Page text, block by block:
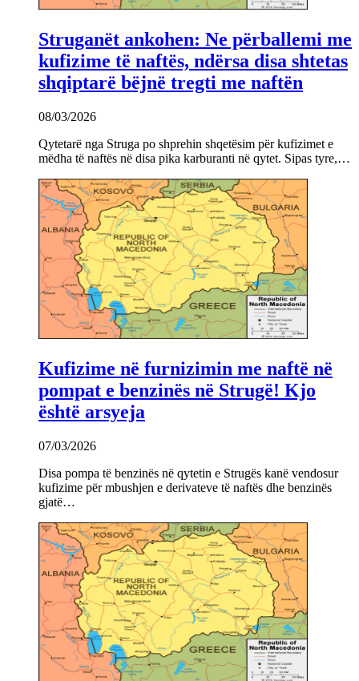
Struganët ankohen: Ne përballemi me
kufizime të naftës, ndërsa disa shtetas
shqiptarë bëjnë tregti me naftën
08/03/2026
Qytetarë nga Struga po shprehin shqetësim për kufizimet e
mëdha të naftës në disa pika karburanti në qytet. Sipas tyre,…
Kufizime në furnizimin me naftë në
pompat e benzinës në Strugë! Kjo
është arsyeja
07/03/2026
Disa pompa të benzinës në qytetin e Strugës kanë vendosur
kufizime për mbushjen e derivateve të naftës dhe benzinës
gjatë…